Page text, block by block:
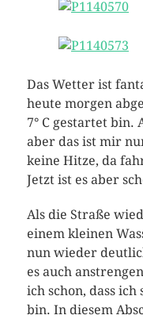
Das Wetter ist
heute morgen
7° C gestartet bin.
aber das ist mir
keine Hitze, da
Jetzt ist es aber
Als die Straße
einem kleinen
nun wieder
es auch
ich schon, dass
bin. In diesem